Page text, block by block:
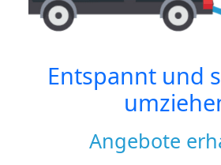
Entspannt und
Angebote